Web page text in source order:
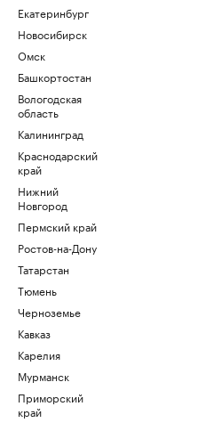
Екатеринбург
Новосибирск
Омск
Башкортостан
Вологодская
область
Калининград
Краснодарский
край
Нижний
Новгород
Пермский край
Ростов-на-Дону
Татарстан
Тюмень
Черноземье
Кавказ
Карелия
Мурманск
Приморский
край